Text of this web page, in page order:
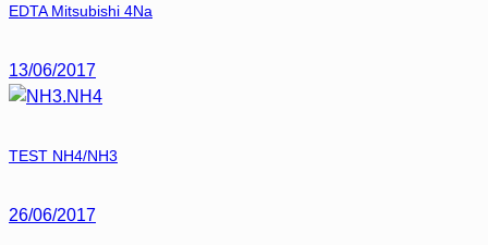
EDTA Mitsubishi 4Na
13/06/2017
TEST NH4/NH3
26/06/2017